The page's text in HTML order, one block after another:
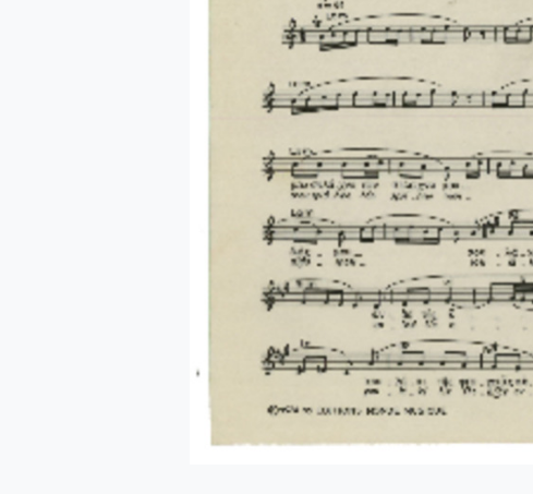
[Φάκελος] GR-As-MTH-003-Sc-004-023-Φαντασία (Σχέδιο "Φαντασίας"
[Φάκελος] GR-As-MTH-003-Sc-004-024-Ύμνος - Για ορχήστρα εγχόρδων
[Φάκελος] GR-As-MTH-003-Sc-004-026-Συμφωνία Νο 1 [1944-09-25-
[Φάκελος] GR-As-MTH-003-Sc-004-027-Μικρή συμφωνία [1945-1945]
[Φάκελος] GR-As-MTH-003-Sc-004-028-Andante για cello solo και πιάνο
[Φάκελος] GR-As-MTH-003-Sc-004-029-Ελεγείο 1 [1945-06-20]
[Φάκελος] GR-As-MTH-003-Sc-004-030-Πέντε ναύτες [1945-10-06]
[Φάκελος] GR-As-MTH-003-Sc-004-031-Έργο Βασ. Ρώτα [1945-11-07]
[Φάκελος] GR-As-MTH-003-Sc-005-032-Ασκήσεις αντίστιξης [1945-12-03-
[Φάκελος] GR-As-MTH-003-Sc-005-033-Δεκέμβρης '44 [Τέσσερα
[Φάκελος] GR-As-MTH-003-Sc-005-034-Ελεγείο Στο θάνατο του
[Φάκελος] GR-As-MTH-003-Sc-005-035-Δεκέμβρης' 1. Το συλλαλητήριο
[Φάκελος] GR-As-MTH-003-Sc-005-036-Κουαρτέτο εγχόρδων Αρ. 1
[Φάκελος] GR-As-MTH-003-Sc-005-037-Duetto [1946-03-24]
[Φάκελος] GR-As-MTH-003-Sc-005-038-Άσκηση, πάνω σε ελεύθερη